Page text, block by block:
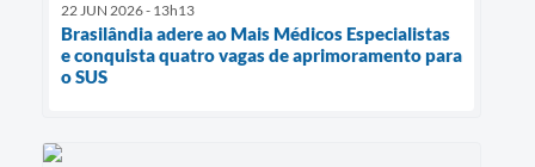
22 JUN 2026 - 13h13
Brasilândia adere ao Mais Médicos Especialistas
e conquista quatro vagas de aprimoramento para
o SUS